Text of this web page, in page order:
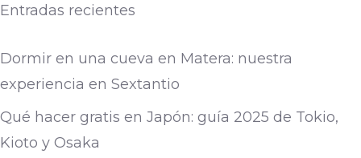
Entradas recientes
Dormir en una cueva en Matera: nuestra
experiencia en Sextantio
Qué hacer gratis en Japón: guía 2025 de Tokio,
Kioto y Osaka